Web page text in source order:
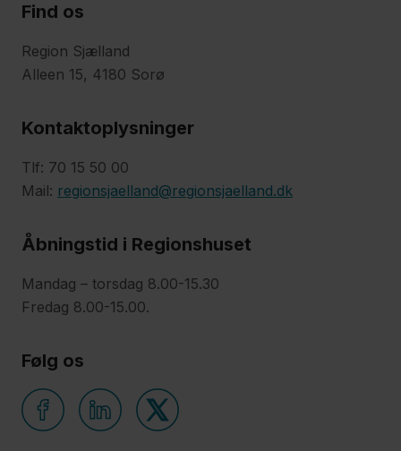
Find os
Region Sjælland
Alleen 15, 4180 Sorø
Kontaktoplysninger
Tlf: 70 15 50 00
Mail: regionsjaelland@regionsjaelland.dk
Åbningstid i Regionshuset
Mandag – torsdag 8.00-15.30
Fredag 8.00-15.00.
Følg os